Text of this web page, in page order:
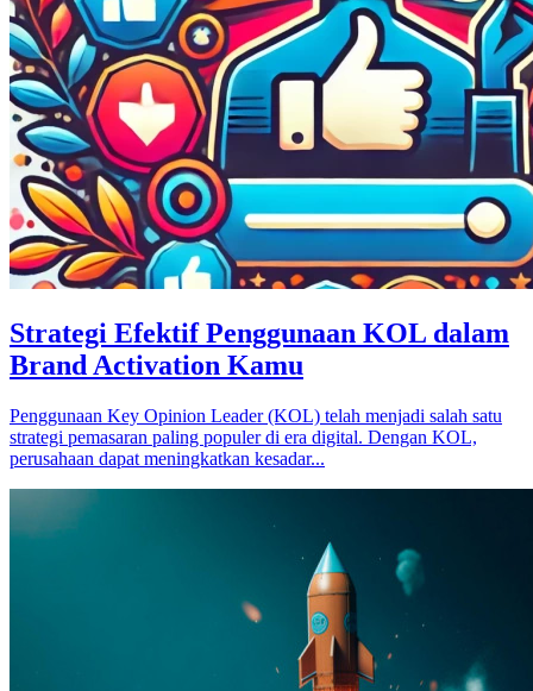
Strategi Efektif Penggunaan KOL dalam
Brand Activation Kamu
Penggunaan Key Opinion Leader (KOL) telah menjadi salah satu
strategi pemasaran paling populer di era digital. Dengan KOL,
perusahaan dapat meningkatkan kesadar...